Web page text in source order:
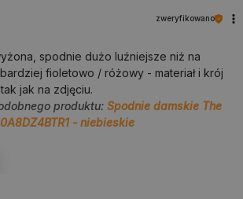
zweryfikowano
spodnie dużo luźniejsze niż na
fioletowo / różowy - materiał i krój
jak na zdjęciu.
produktu: Spodnie damskie The
- niebieskie